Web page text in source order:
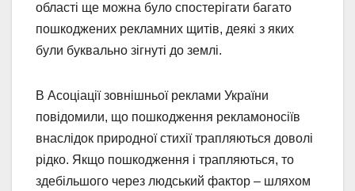
області ще можна було спостерігати багато
пошкоджених рекламних щитів, деякі з яких
були буквально зігнуті до землі.
В Асоціації зовнішньої реклами України
повідомили, що пошкодження рекламоносіїв
внаслідок природної стихії трапляються доволі
рідко. Якщо пошкодження і трапляються, то
здебільшого через людський фактор – шляхом